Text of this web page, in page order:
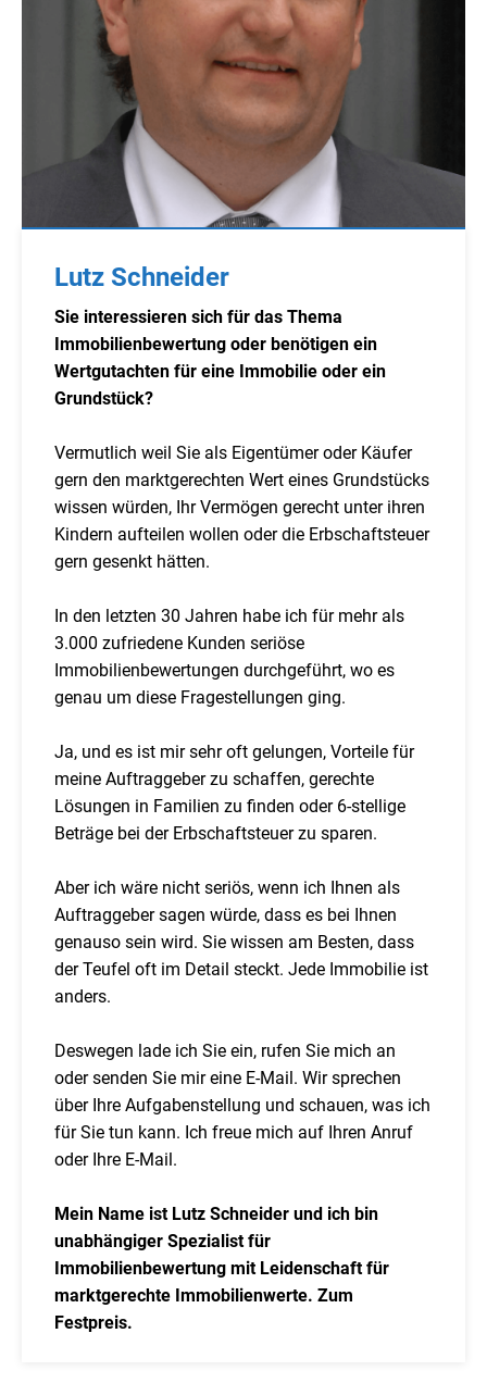
Lutz Schneider
Sie interessieren sich für das Thema
Immobilienbewertung oder benötigen ein
Wertgutachten für eine Immobilie oder ein
Grundstück?
Vermutlich weil Sie als Eigentümer oder Käufer
gern den marktgerechten Wert eines Grundstücks
wissen würden, Ihr Vermögen gerecht unter ihren
Kindern aufteilen wollen oder die Erbschaftsteuer
gern gesenkt hätten.
In den letzten 30 Jahren habe ich für mehr als
3.000 zufriedene Kunden seriöse
Immobilienbewertungen durchgeführt, wo es
genau um diese Fragestellungen ging.
Ja, und es ist mir sehr oft gelungen, Vorteile für
meine Auftraggeber zu schaffen, gerechte
Lösungen in Familien zu finden oder 6-stellige
Beträge bei der Erbschaftsteuer zu sparen.
Aber ich wäre nicht seriös, wenn ich Ihnen als
Auftraggeber sagen würde, dass es bei Ihnen
genauso sein wird. Sie wissen am Besten, dass
der Teufel oft im Detail steckt. Jede Immobilie ist
anders.
Deswegen lade ich Sie ein, rufen Sie mich an
oder senden Sie mir eine E-Mail. Wir sprechen
über Ihre Aufgabenstellung und schauen, was ich
für Sie tun kann. Ich freue mich auf Ihren Anruf
oder Ihre E-Mail.
Mein Name ist Lutz Schneider und ich bin
unabhängiger Spezialist für
Immobilienbewertung mit Leidenschaft für
marktgerechte Immobilienwerte. Zum
Festpreis.